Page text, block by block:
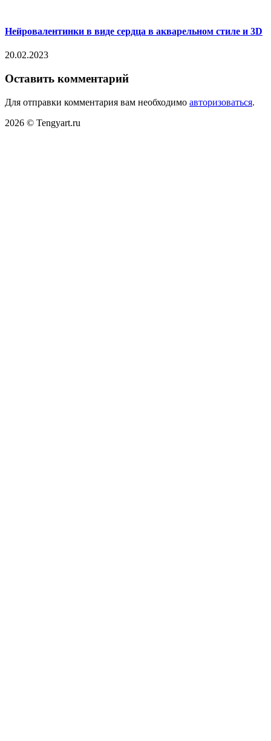
Нейровалентинки в виде сердца в акварельном стиле и 3D
20.02.2023
Оставить комментарий
Для отправки комментария вам необходимо авторизоваться.
2026 © Tengyart.ru